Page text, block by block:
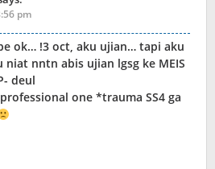
pm
ok… !3 oct, aku ujian… tapi aku
nntn abis ujian lgsg ke MEIS
deul
one *trauma SS4 ga